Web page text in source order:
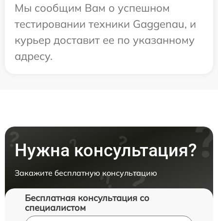
Мы сообщим Вам о успешном
тестировании техники Gaggenau, и
курьер доставит ее по указанному
адресу.
Нужна консультация?
Закажите бесплатную консультацию
Бесплатная консультация со
специалистом